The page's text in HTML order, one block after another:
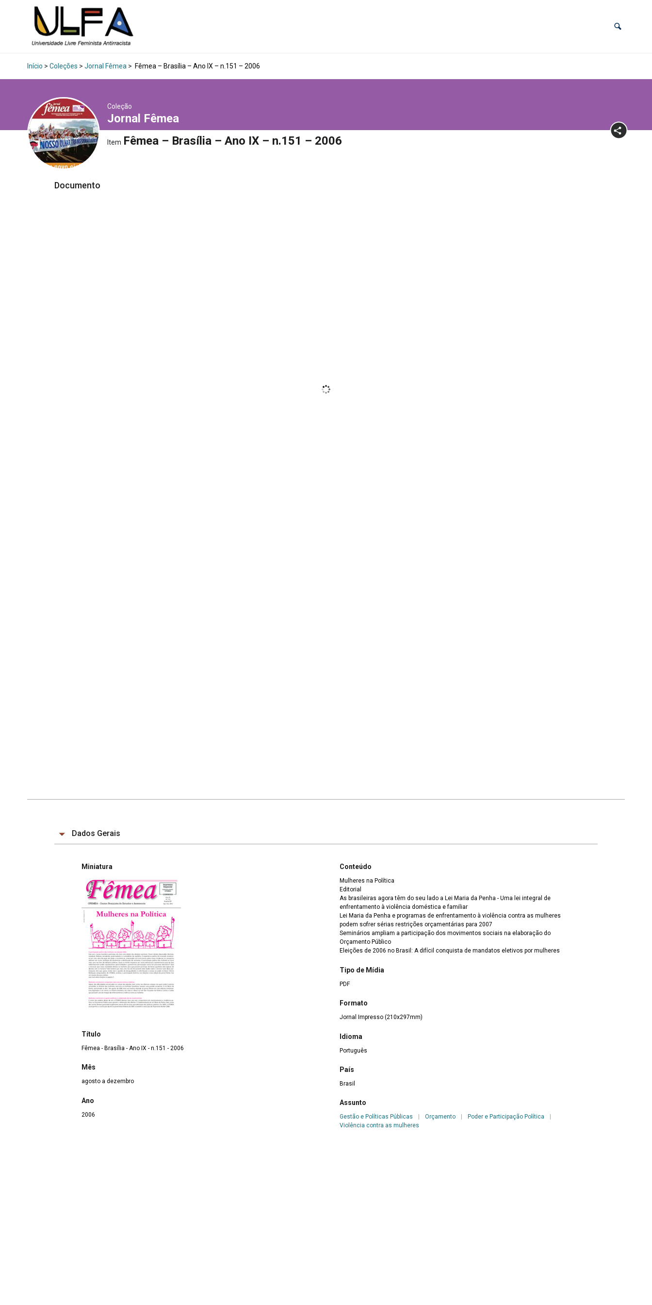
Início > Coleções > Jornal Fêmea > Fêmea – Brasília – Ano IX – n.151 – 2006
Coleção
Jornal Fêmea
Item Fêmea – Brasília – Ano IX – n.151 – 2006
Documento
Dados Gerais
Miniatura
Título
Fêmea - Brasília - Ano IX - n.151 - 2006
Mês
agosto a dezembro
Ano
2006
Conteúdo
Mulheres na Política
Editorial
As brasileiras agora têm do seu lado a Lei Maria da Penha - Uma lei integral de
enfrentamento à violência doméstica e familiar
Lei Maria da Penha e programas de enfrentamento à violência contra as mulheres
podem sofrer sérias restrições orçamentárias para 2007
Seminários ampliam a participação dos movimentos sociais na elaboração do
Orçamento Público
Eleições de 2006 no Brasil: A difícil conquista de mandatos eletivos por mulheres
Tipo de Mídia
PDF
Formato
Jornal Impresso (210x297mm)
Idioma
Português
País
Brasil
Assunto
Gestão e Políticas Públicas Orçamento Poder e Participação Política
Violência contra as mulheres